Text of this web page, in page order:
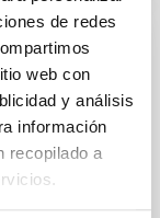
de redes
web con
y análisis
información
recopilado a
de